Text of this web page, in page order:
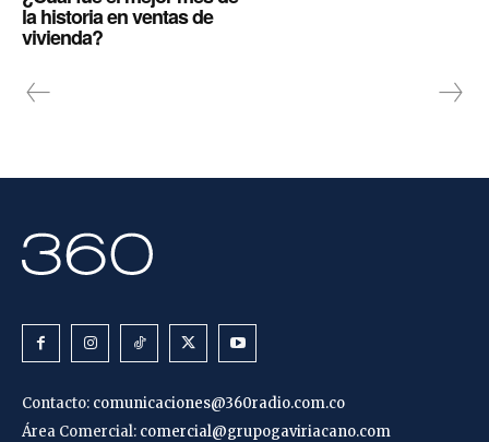
la historia en ventas de
vivienda?
Contacto: comunicaciones@360radio.com.co
Área Comercial: comercial@grupogaviriacano.com